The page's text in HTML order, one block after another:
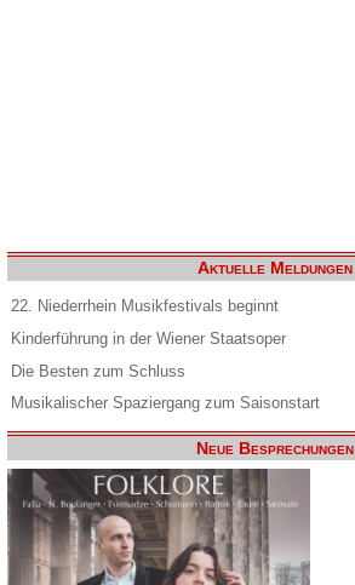
Aktuelle Meldungen
22. Niederrhein Musikfestivals beginnt
Kinderführung in der Wiener Staatsoper
Die Besten zum Schluss
Musikalischer Spaziergang zum Saisonstart
Neue Besprechungen